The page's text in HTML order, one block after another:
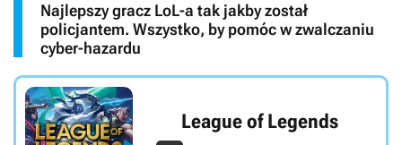
Najlepszy gracz LoL-a tak jakby został
policjantem. Wszystko, by pomóc w zwalczaniu
cyber-hazardu
League of Legends